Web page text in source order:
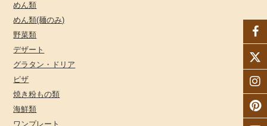
めん類
めん類(麺のみ)
野菜類
デザート
グラタン・ドリア
ピザ
焼き粉もの類
海鮮類
ワンプレート